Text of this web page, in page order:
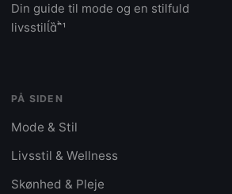
Din guide til mode og en stilfuld
livsstil
PÅ SIDEN
Mode & Stil
Livsstil & Wellness
Skønhed & Pleje